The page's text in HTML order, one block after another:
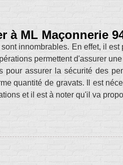
à ML Maçonnerie
innombrables. En effet, il
permettent d'assurer
pour assurer la sécurité des
quantité de gravats. Il est
et il est à noter qu'il va